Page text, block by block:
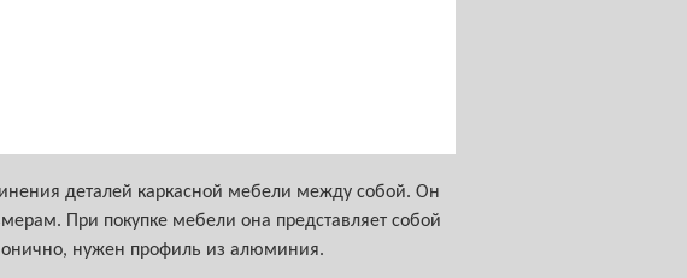
деталей каркасной мебели между собой. Он
При покупке мебели она представляет собой
нужен профиль из алюминия.